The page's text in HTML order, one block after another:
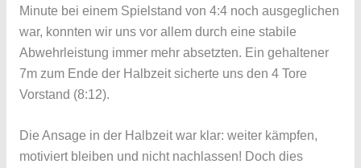
Minute bei einem Spielstand von 4:4 noch ausgeglichen
war, konnten wir uns vor allem durch eine stabile
Abwehrleistung immer mehr absetzten. Ein gehaltener
7m zum Ende der Halbzeit sicherte uns den 4 Tore
Vorstand (8:12).
Die Ansage in der Halbzeit war klar: weiter kämpfen,
motiviert bleiben und nicht nachlassen! Doch dies